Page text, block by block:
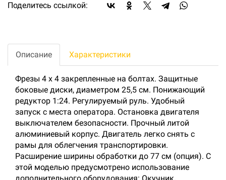
Поделитесь ссылкой:
Описание Характеристики
Фрезы 4 x 4 закрепленные на болтах. Защитные
боковые диски, диаметром 25,5 см. Понижающий
редуктор 1:24. Регулируемый руль. Удобный
запуск с места оператора. Остановка двигателя
выключателем безопасности. Прочный литой
алюминиевый корпус. Двигатель легко снять с
рамы для облегчения транспортировки.
Расширение ширины обработки до 77 см (опция). С
этой моделью предусмотрено использование